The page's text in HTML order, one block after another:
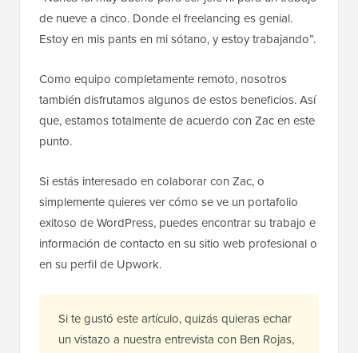
de nueve a cinco. Donde el freelancing es genial.
Estoy en mis pants en mi sótano, y estoy trabajando”.
Como equipo completamente remoto, nosotros
también disfrutamos algunos de estos beneficios. Así
que, estamos totalmente de acuerdo con Zac en este
punto.
Si estás interesado en colaborar con Zac, o
simplemente quieres ver cómo se ve un portafolio
exitoso de WordPress, puedes encontrar su trabajo e
información de contacto en su sitio web profesional o
en su perfil de Upwork.
Si te gustó este artículo, quizás quieras echar
un vistazo a nuestra entrevista con Ben Rojas,